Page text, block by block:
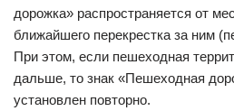
дорожка» распространяется от
ближайшего перекрестка за ним
При этом, если пешеходная
дальше, то знак «Пешеходная
установлен повторно.